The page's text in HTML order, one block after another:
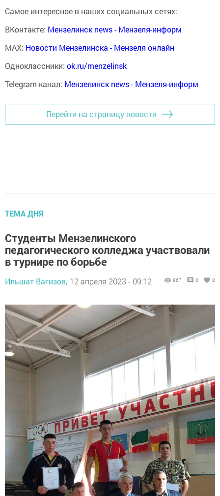
Самое интересное в наших социальных сетях:
ВКонтакте: Мензелинск news - Мензеля-информ
MAX: Новости Мензелинска - Мензеля онлайн
Одноклассники: ok.ru/menzelinsk
Telegram-канал: Мензелинск news - Мензеля-информ
Перейти на страницу новости
ТЕМА ДНЯ
Студенты Мензелинского
педагогического колледжа участвовали
в турнире по борьбе
Ильшат Вагизов, 12 апреля 2023 - 09:12 867 0 0